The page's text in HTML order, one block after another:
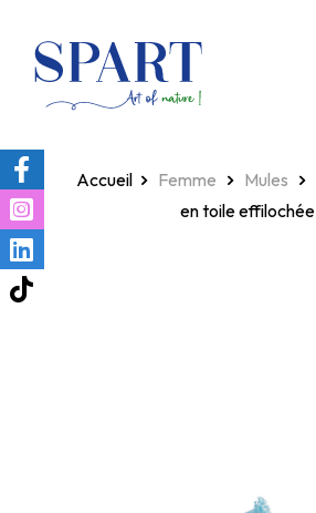
Homepage Femme Mules
en toile effilochée